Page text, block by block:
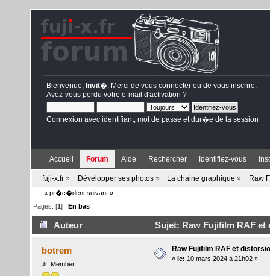
Bienvenue, Invit� . Merci de vous connecter ou de vous inscrire
Avez-vous perdu votre e-mail d'activation ?
Connexion avec identifiant, mot de passe et dur�e de la session
Accueil Forum Aide Rechercher Identifiez-vous
fuji-x.fr » Développer ses photos» La chaine graphique » Raw
« pr�c�dent suivant »
Pages: [1] En bas
Auteur Sujet: Raw Fujifilm RAF
botrem
Jr. Member
Raw Fujifilm RAF et
« le: 10 mars 2024 à 21h02 »